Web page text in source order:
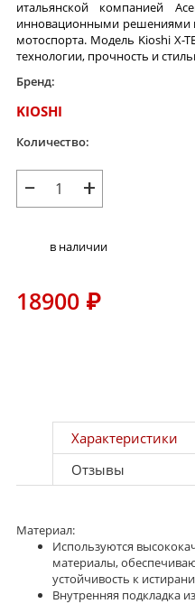
итальянской компанией
инновационными решениями
мотоспорта. Модель Kioshi X-
технологии, прочность и
Бренд:
KIOSHI
Количество:
− +
в наличии
18900 ₽
Характеристики
Отзывы
Материал:
Используются
материалы,
устойчивость к
Внутренняя подкладка